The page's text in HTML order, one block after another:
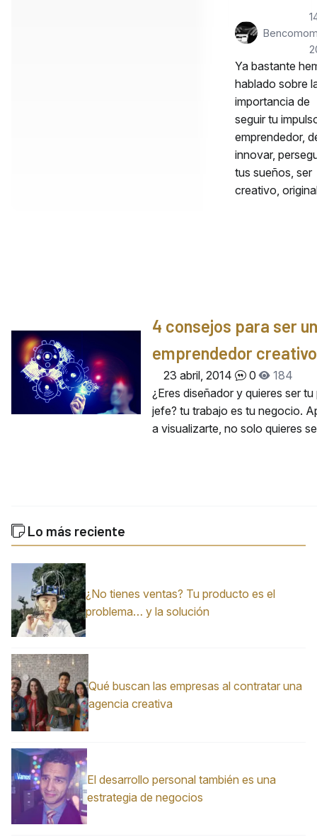
Bencomo
Ya bastante
hablado sobre
importancia de
seguir tu
emprendedor,
innovar,
tus sueños, ser
creativo,
4 consejos para ser un
emprendedor creativo
23 abril, 2014 0
184
¿Eres diseñador y quieres ser
jefe? tu trabajo es tu negocio.
a visualizarte, no solo quieres
Lo más reciente
¿No tienes ventas? Tu producto es el
problema… y la solución
Qué buscan las empresas al contratar una
agencia creativa
El desarrollo personal también es una
estrategia de negocios